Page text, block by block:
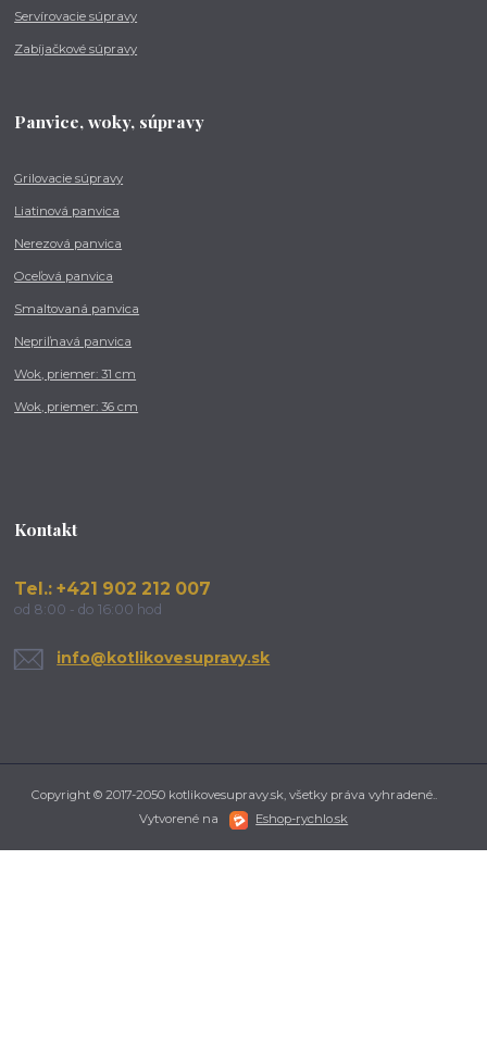
Servírovacie súpravy
Zabíjačkové súpravy
Panvice, woky, súpravy
Grilovacie súpravy
Liatinová panvica
Nerezová panvica
Oceľová panvica
Smaltovaná panvica
Nepriľnavá panvica
Wok, priemer: 31 cm
Wok, priemer: 36 cm
Kontakt
Tel.: +421 902 212 007
od 8:00 - do 16:00 hod
info@kotlikovesupravy.sk
Copyright © 2017-2050 kotlikovesupravy.sk, všetky práva vyhradené..
Vytvorené na
Eshop-rychlo.sk